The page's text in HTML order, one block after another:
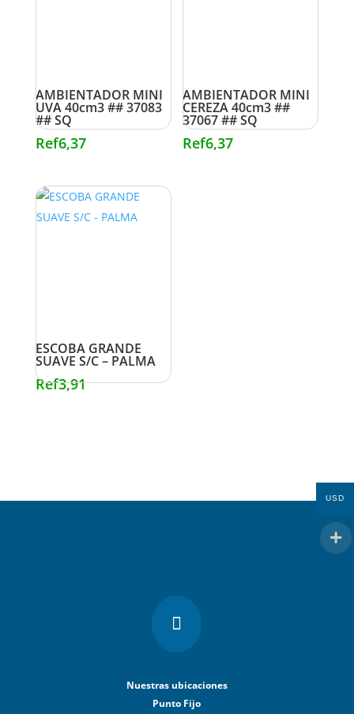
AMBIENTADOR MINI
UVA 40cm3 ## 37083
## SQ
Ref6,37
AMBIENTADOR MINI
CEREZA 40cm3 ##
37067 ## SQ
Ref6,37
ESCOBA GRANDE
SUAVE S/C – PALMA
Ref3,91

Nuestras ubicaciones
Punto Fijo
USD